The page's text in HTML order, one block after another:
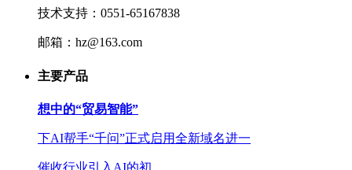
技术支持：0551-65167838
邮箱：hz@163.com
主要产品
想中的“贸易智能”
下AI帮手“千问”正式启用全新域名进一
催收行业引入AI的初